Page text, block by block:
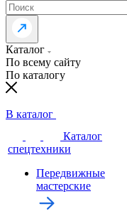
Каталог
По всему сайту
По каталогу
В каталог
Каталог
спецтехники
Передвижные
мастерские